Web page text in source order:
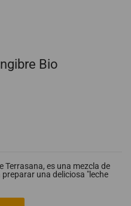
Bio
Terrasana, es una mezcla de
una deliciosa "leche